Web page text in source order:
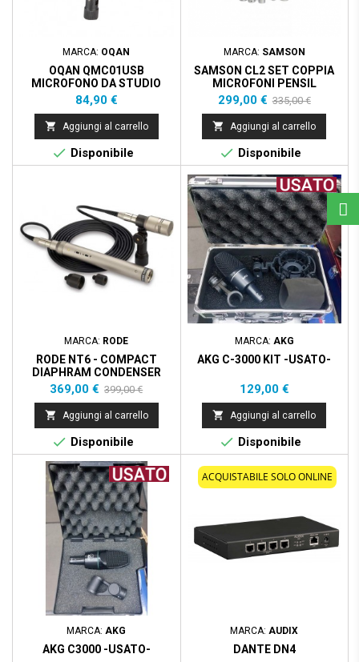
MARCA: OQAN
OQAN QMC01USB
MICROFONO DA STUDIO
Prezzo
84,90 €
 Aggiungi al carrello
 Disponibile
MARCA: SAMSON
SAMSON CL2 SET COPPIA
MICROFONI PENSIL
CARDIOID, OMNI
Prezzo
299,00 € Prezzo
base
335,00 €
 Aggiungi al carrello
 Disponibile
MARCA: RODE
RODE NT6 - COMPACT
DIAPHRAM CONDENSER
MICROPHONE
Prezzo
369,00 € Prezzo
base
399,00 €
 Aggiungi al carrello
 Disponibile
MARCA: AKG
AKG C-3000 KIT -USATO-
Prezzo
129,00 €
 Aggiungi al carrello
 Disponibile
MARCA: AKG
AKG C3000 -USATO-
ACQUISTABILE SOLO ONLINE
MARCA: AUDIX
DANTE DN4